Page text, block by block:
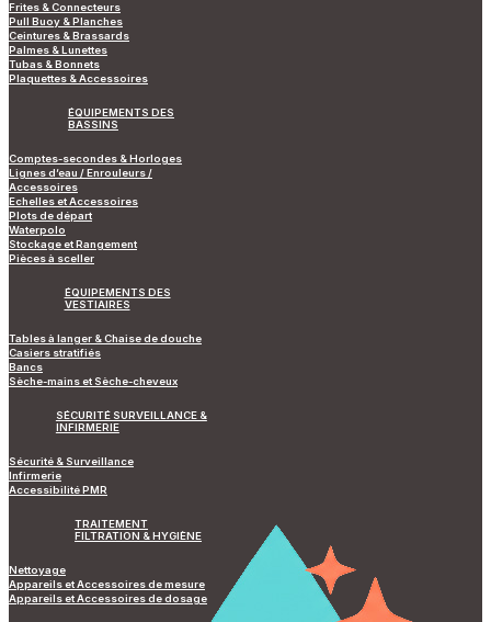
Frites & Connecteurs
Pull Buoy & Planches
Ceintures & Brassards
Palmes & Lunettes
Tubas & Bonnets
Plaquettes & Accessoires
ÉQUIPEMENTS DES
BASSINS
Comptes-secondes & Horloges
Lignes d’eau / Enrouleurs /
Accessoires
Echelles et Accessoires
Plots de départ
Waterpolo
Stockage et Rangement
Pièces à sceller
ÉQUIPEMENTS DES
VESTIAIRES
Tables à langer & Chaise de douche
Casiers stratifiés
Bancs
Sèche-mains et Sèche-cheveux
SÉCURITÉ SURVEILLANCE &
INFIRMERIE
Sécurité & Surveillance
Infirmerie
Accessibilité PMR
TRAITEMENT
FILTRATION & HYGIÈNE
Nettoyage
Appareils et Accessoires de mesure
Appareils et Accessoires de dosage